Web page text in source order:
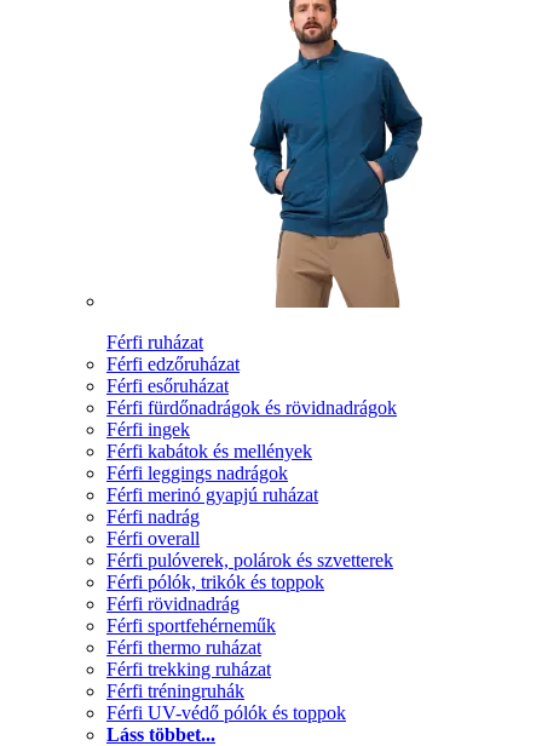
Férfi ruházat
Férfi edzőruházat
Férfi esőruházat
Férfi fürdőnadrágok és rövidnadrágok
Férfi ingek
Férfi kabátok és mellények
Férfi leggings nadrágok
Férfi merinó gyapjú ruházat
Férfi nadrág
Férfi overall
Férfi pulóverek, polárok és szvetterek
Férfi pólók, trikók és toppok
Férfi rövidnadrág
Férfi sportfehérneműk
Férfi thermo ruházat
Férfi trekking ruházat
Férfi tréningruhák
Férfi UV-védő pólók és toppok
Láss többet...